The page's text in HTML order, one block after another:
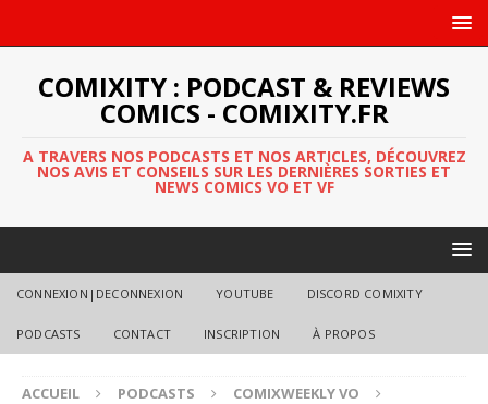
COMIXITY : PODCAST & REVIEWS
COMICS - COMIXITY.FR
A TRAVERS NOS PODCASTS ET NOS ARTICLES, DÉCOUVREZ
NOS AVIS ET CONSEILS SUR LES DERNIÈRES SORTIES ET
NEWS COMICS VO ET VF
CONNEXION|DECONNEXION YOUTUBE DISCORD COMIXITY
PODCASTS CONTACT INSCRIPTION À PROPOS
ACCUEIL PODCASTS
COMIXWEEKLY VO